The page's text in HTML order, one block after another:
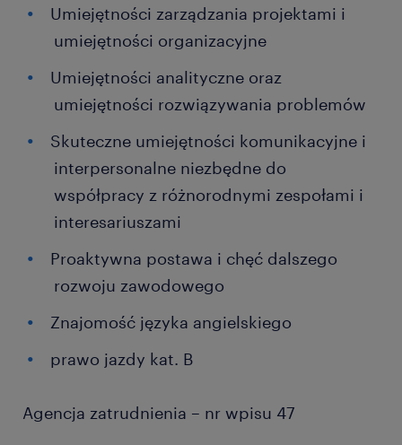
Umiejętności zarządzania projektami i
umiejętności organizacyjne
Umiejętności analityczne oraz
umiejętności rozwiązywania problemów
Skuteczne umiejętności komunikacyjne i
interpersonalne niezbędne do
współpracy z różnorodnymi zespołami i
interesariuszami
Proaktywna postawa i chęć dalszego
rozwoju zawodowego
Znajomość języka angielskiego
prawo jazdy kat. B
Agencja zatrudnienia – nr wpisu 47